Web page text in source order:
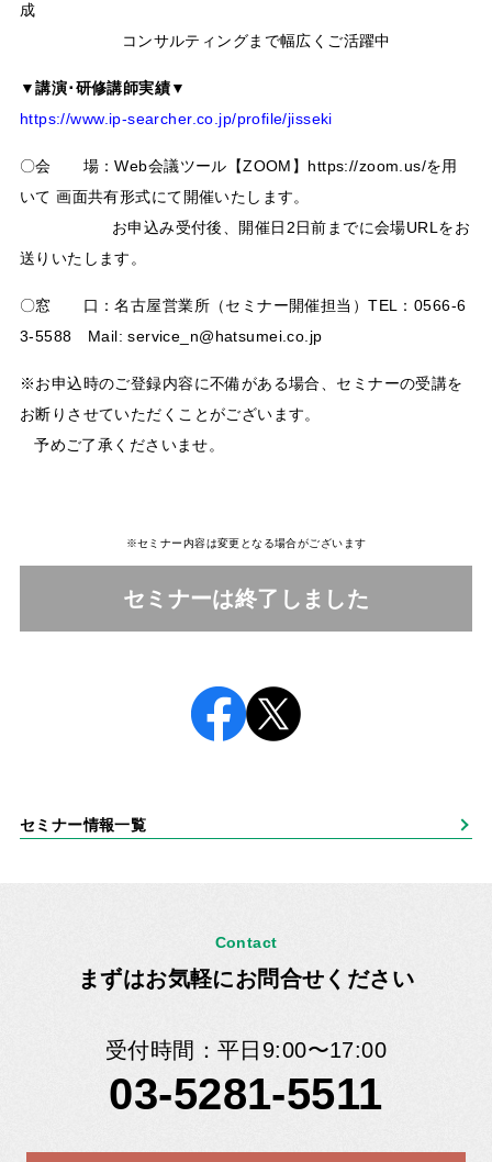
成
コンサルティングまで幅広くご活躍中
▼講演･研修講師実績▼
https://www.ip-searcher.co.jp/profile/jisseki
〇会 場：Web会議ツール【ZOOM】https://zoom.us/を用
いて 画面共有形式にて開催いたします。
お申込み受付後、開催日2日前までに会場URLをお
送りいたします。
〇窓 口：名古屋営業所（セミナー開催担当）TEL：0566-6
3-5588 Mail: service_n@hatsumei.co.jp
※お申込時のご登録内容に不備がある場合、セミナーの受講を
お断りさせていただくことがございます。
予めご了承くださいませ。
※セミナー内容は変更となる場合がございます
セミナーは終了しました
セミナー情報一覧
Contact
まずはお気軽にお問合せください
受付時間：平日9:00〜17:00
03-5281-5511